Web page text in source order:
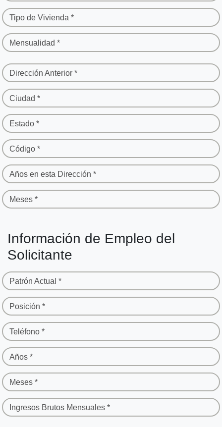
Tipo de Vivienda *
Mensualidad *
Dirección Anterior *
Ciudad *
Estado *
Código *
Años en esta Dirección *
Meses *
Información de Empleo del
Solicitante
Patrón Actual *
Posición *
Teléfono *
Años *
Meses *
Ingresos Brutos Mensuales *